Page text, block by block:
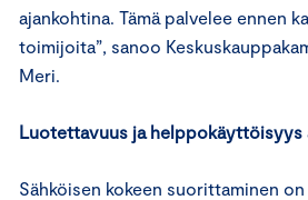
ajankohtina. Tämä palvelee ennen
toimijoita”, sanoo
Meri.
Luotettavuus ja helppokäyttöisyys
Sähköisen kokeen suorittaminen